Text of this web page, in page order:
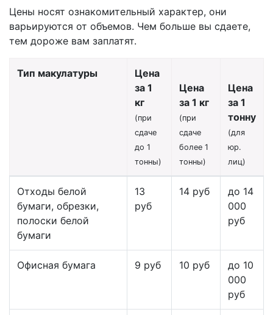
Цены носят ознакомительный характер, они
варьируются от объемов. Чем больше вы сдаете,
тем дороже вам заплатят.
Тип макулатуры
Цена
за 1
кг
(при
сдаче
до 1
тонны)
Цена
за 1 кг
(при
сдаче
более 1
тонны)
Цена
за 1
тонну
(для
юр.
лиц)
Отходы белой
бумаги, обрезки,
полоски белой
бумаги
13
руб
14 руб
до 14
000
руб
Офисная бумага 9 руб 10 руб
до 10
000
руб